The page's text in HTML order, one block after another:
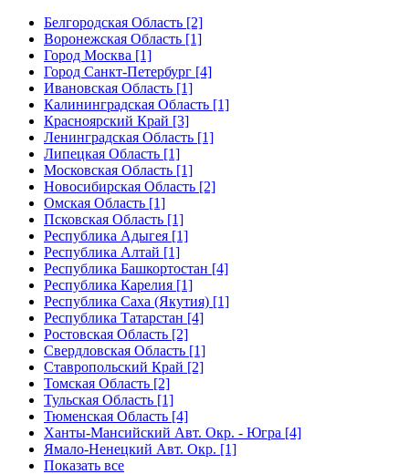
Белгородская Область [2]
Воронежская Область [1]
Город Москва [1]
Город Санкт-Петербург [4]
Ивановская Область [1]
Калининградская Область [1]
Красноярский Край [3]
Ленинградская Область [1]
Липецкая Область [1]
Московская Область [1]
Новосибирская Область [2]
Омская Область [1]
Псковская Область [1]
Республика Адыгея [1]
Республика Алтай [1]
Республика Башкортостан [4]
Республика Карелия [1]
Республика Саха (Якутия) [1]
Республика Татарстан [4]
Ростовская Область [2]
Свердловская Область [1]
Ставропольский Край [2]
Томская Область [2]
Тульская Область [1]
Тюменская Область [4]
Ханты-Мансийский Авт. Окр. - Югра [4]
Ямало-Ненецкий Авт. Окр. [1]
Показать все